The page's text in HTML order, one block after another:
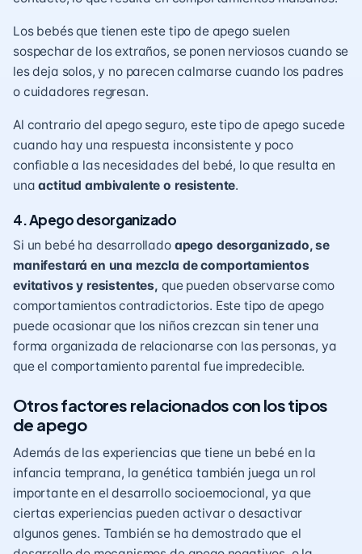
Los bebés que tienen este tipo de apego suelen
sospechar de los extraños, se ponen nerviosos cuando se
les deja solos, y no parecen calmarse cuando los padres
o cuidadores regresan.
Al contrario del apego seguro, este tipo de apego sucede
cuando hay una respuesta inconsistente y poco
confiable a las necesidades del bebé, lo que resulta en
unaactitud ambivalente o resistente.
4. Apego desorganizado
Si un bebé ha desarrollado apego desorganizado, se
manifestará en una mezcla de comportamientos
evitativos y resistentes, que pueden observarse como
comportamientos contradictorios. Este tipo de apego
puede ocasionar que los niños crezcan sin tener una
forma organizada de relacionarse con las personas, ya
que el comportamiento parental fue impredecible.
Otros factores relacionados con los tipos
de apego
Además de las experiencias que tiene un bebé en la
infancia temprana, la genética también juega un rol
importante en el desarrollo socioemocional, ya que
ciertas experiencias pueden activar o desactivar
algunos genes. También se ha demostrado que el